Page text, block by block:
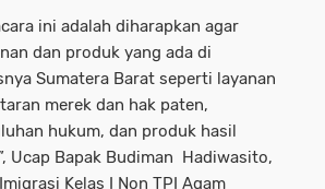
ini adalah diharapkan agar
dan produk yang ada di
Sumatera Barat seperti layanan
merek dan hak paten,
hukum, dan produk hasil
Ucap Bapak Budiman Hadiwasito,
Kelas I Non TPI Agam